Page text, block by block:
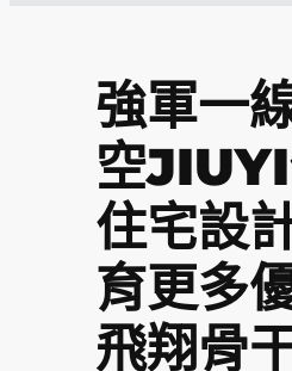
強軍一
空
住宅設
育更多
飛翔骨